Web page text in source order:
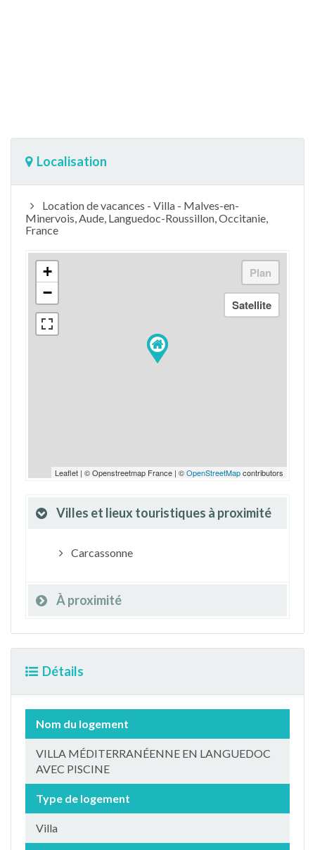
Localisation
Location de vacances - Villa - Malves-en-
Minervois, Aude, Languedoc-Roussillon, Occitanie,
France
+
−
Leaflet | © Openstreetmap France | ©OpenStreetMapcontributors
Villes et lieux touristiques à proximité
Carcassonne
À proximité
Détails
Nom du logement
VILLA MÉDITERRANÉENNE EN LANGUEDOC
AVEC PISCINE
Type de logement
Villa